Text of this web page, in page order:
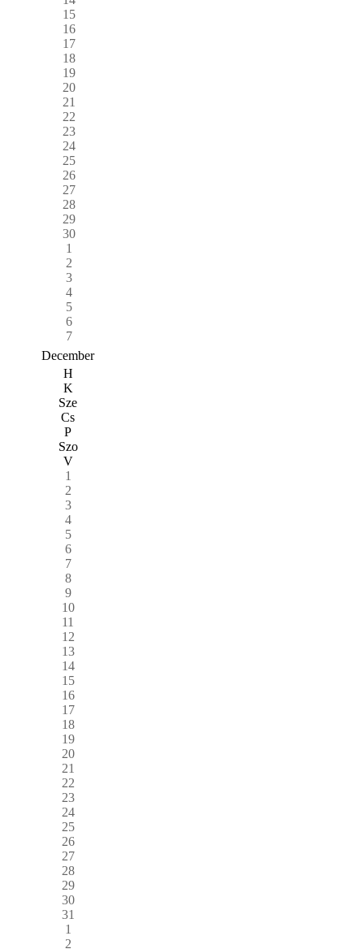
15
16
17
18
19
20
21
22
23
24
25
26
27
28
29
30
1
2
3
4
5
6
7
December
H
K
Sze
Cs
P
Szo
V
1
2
3
4
5
6
7
8
9
10
11
12
13
14
15
16
17
18
19
20
21
22
23
24
25
26
27
28
29
30
31
1
2